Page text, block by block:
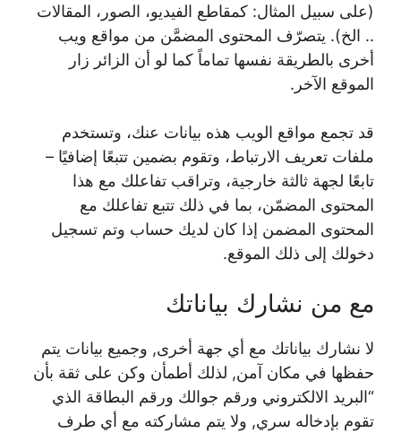
(على سبيل المثال: كمقاطع الفيديو، الصور، المقالات
.. الخ). يتصرّف المحتوى المضمَّن من مواقع ويب
أخرى بالطريقة نفسها تماماً كما لو أن الزائر زار
الموقع الآخر.
قد تجمع مواقع الويب هذه بيانات عنك، وتستخدم
ملفات تعريف الارتباط، وتقوم بضمين تتبعًا إضافيًا –
تابعًا لجهة ثالثة خارجية، وتراقب تفاعلك مع هذا
المحتوى المضمّن، بما في ذلك تتبع تفاعلك مع
المحتوى المضمن إذا كان لديك حساب وتم تسجيل
دخولك إلى ذلك الموقع.
مع من نشارك بياناتك
لا نشارك بياناتك مع أي جهة أخرى, وجميع بيانات يتم
حفظها في مكان آمن, لذلك أطمأن وكن على ثقة بأن
“البريد الالكتروني ورقم جوالك ورقم البطاقة الذي
تقوم بإدخاله سري, ولا يتم مشاركته مع أي طرف